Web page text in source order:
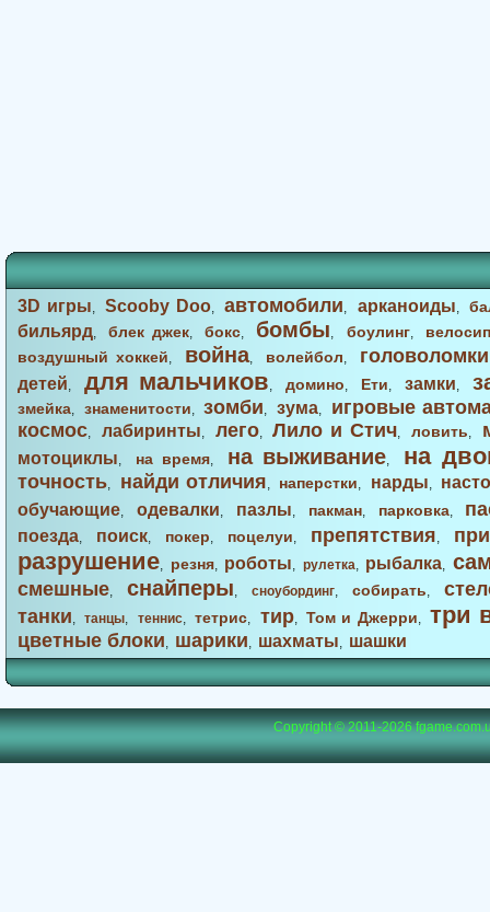
3D игры,Scooby Doo,автомобили, арканоиды,
бильярд,блек джек,бокс, бомбы, боулинг,
воздушный хоккей, война, волейбол, головоломки
детей, для мальчиков, домино, Ети, замки,
змейка, знаменитости,зомби, зума,
игровые
космос, лабиринты, лего,Лило и Стич,ловить,
мотоциклы, на время, на выживание, на
точность, найди отличия, наперстки, нарды,
обучающие, одевалки, пазлы, пакман, парковка,
поезда, поиск, покер, поцелуи, препятствия,
разрушение, резня, роботы, рулетка, рыбалка,
смешные, снайперы, сноубординг, собирать,
танки,танцы, теннис,тетрис, тир,Том и Джерри, три
цветные блоки, шарики, шахматы, шашки
Copyright © 2011-2026